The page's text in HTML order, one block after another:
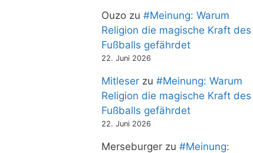
Ouzo zu #Meinung: Warum
Religion die magische Kraft des
Fußballs gefährdet
22. Juni 2026
Mitleser zu #Meinung: Warum
Religion die magische Kraft des
Fußballs gefährdet
22. Juni 2026
Merseburger zu #Meinung: